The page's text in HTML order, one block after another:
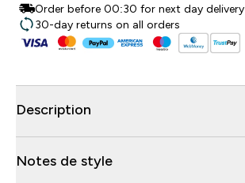
Order before 00:30 for next day delivery
30-day returns on all orders
Description
Notes de style